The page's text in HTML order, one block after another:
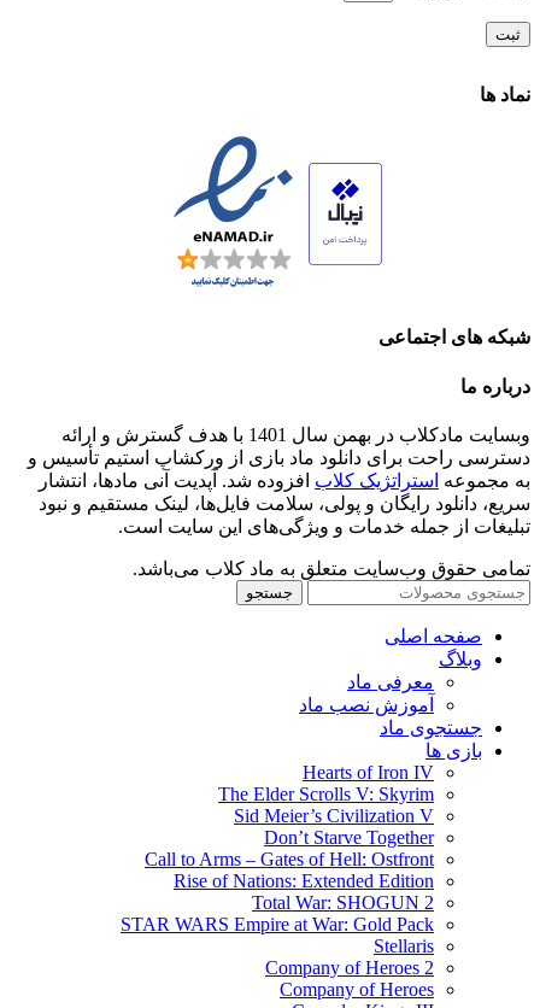
نماد ها
شبکه های اجتماعی
درباره ما
وبسایت مادکلاب در بهمن سال 1401 با هدف گسترش و ارائه
دسترسی راحت برای دانلود ماد بازی از ورکشاپ استیم تأسیس و
به مجموعه استراتژیک کلاب افزوده شد. آپدیت آنی مادها، انتشار
سریع، دانلود رایگان و پولی، سلامت فایل‌ها، لینک مستقیم و نبود
تبلیغات از جمله خدمات و ویژگی‌های این سایت است.
تمامی حقوق وب‌سایت متعلق به ماد کلاب می‌باشد.
جستجو
صفحه اصلی
وبلاگ
معرفی ماد
آموزش نصب ماد
جستجوی ماد
بازی ها
Hearts of Iron IV
The Elder Scrolls V: Skyrim
Sid Meier’s Civilization V
Don’t Starve Together
Call to Arms – Gates of Hell: Ostfront
Rise of Nations: Extended Edition
Total War: SHOGUN 2
STAR WARS Empire at War: Gold Pack
Stellaris
Company of Heroes 2
Company of Heroes